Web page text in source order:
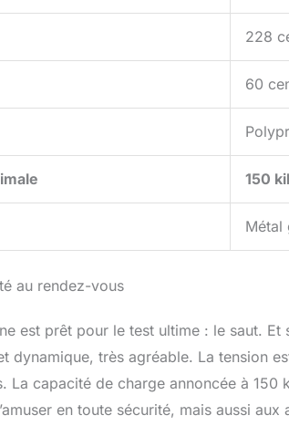
228
60
150
Métal
au rendez-vous
est prêt pour le test ultime : le saut.
dynamique, très agréable. La tension
La capacité de charge annoncée à
en toute sécurité, mais aussi